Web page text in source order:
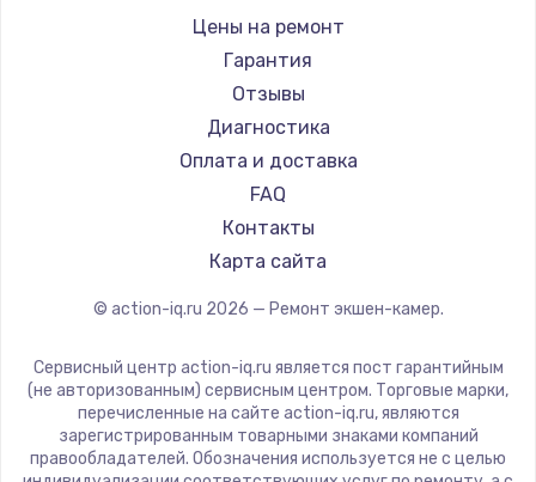
Цены на ремонт
Гарантия
Отзывы
Диагностика
Оплата и доставка
FAQ
Контакты
Карта сайта
© action-iq.ru 2026 — Ремонт экшен-камер.
Сервисный центр action-iq.ru является пост гарантийным
(не авторизованным) сервисным центром. Торговые марки,
перечисленные на сайте action-iq.ru, являются
зарегистрированным товарными знаками компаний
правообладателей. Обозначения используется не с целью